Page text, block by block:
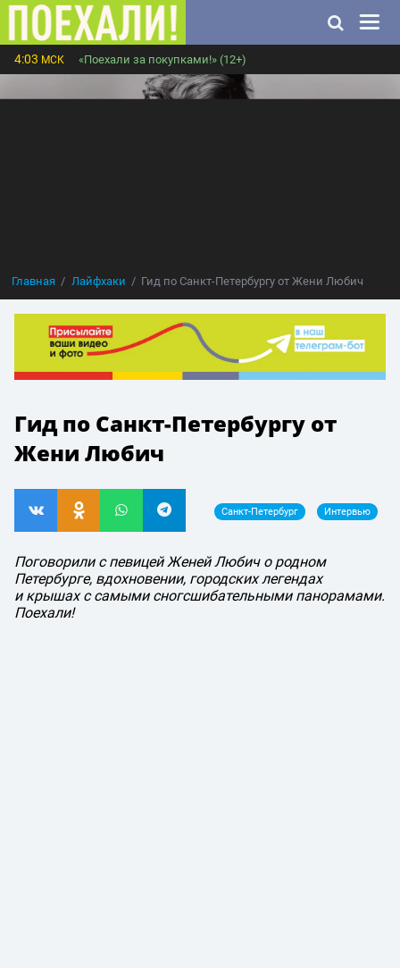
4:03 МСК «Поехали за покупками!» (12+)
Главная Лайфхаки Гид по Санкт-Петербургу от Жени Любич
Гид по Санкт-Петербургу от
Жени Любич
Санкт-Петербург Интервью
Поговорили с певицей Женей Любич о родном
Петербурге, вдохновении, городских легендах
и крышах с самыми сногсшибательными панорамами.
Поехали!